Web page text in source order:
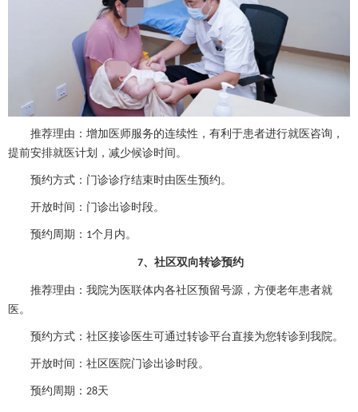
推荐理由：增加医师服务的连续性，有利于患者进行就医咨询，
提前安排就医计划，减少候诊时间。
预约方式：门诊诊疗结束时由医生预约。
开放时间：门诊出诊时段。
预约周期： 1个月内。
7、 社区双向转诊预约
推荐理由：我院为医联体内各社区预留号源，方便老年患者就
医。
预约方式：社区接诊医生可通过转诊平台直接为您转诊到我院。
开放时间：社区医院门诊出诊时段。
预约周期： 28天